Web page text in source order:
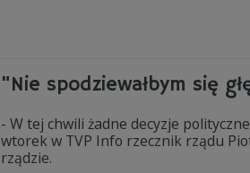
"Nie spodziewałbym się
- W tej chwili żadne decyzje
wtorek w TVP Info rzecznik rządu
rządzie.